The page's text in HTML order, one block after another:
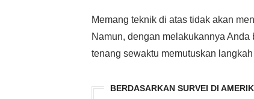
Memang teknik di atas tidak akan
Namun, dengan melakukannya
tenang sewaktu memutuskan
BERDASARKAN SURVEI DI